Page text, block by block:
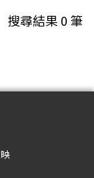
搜尋結果0筆